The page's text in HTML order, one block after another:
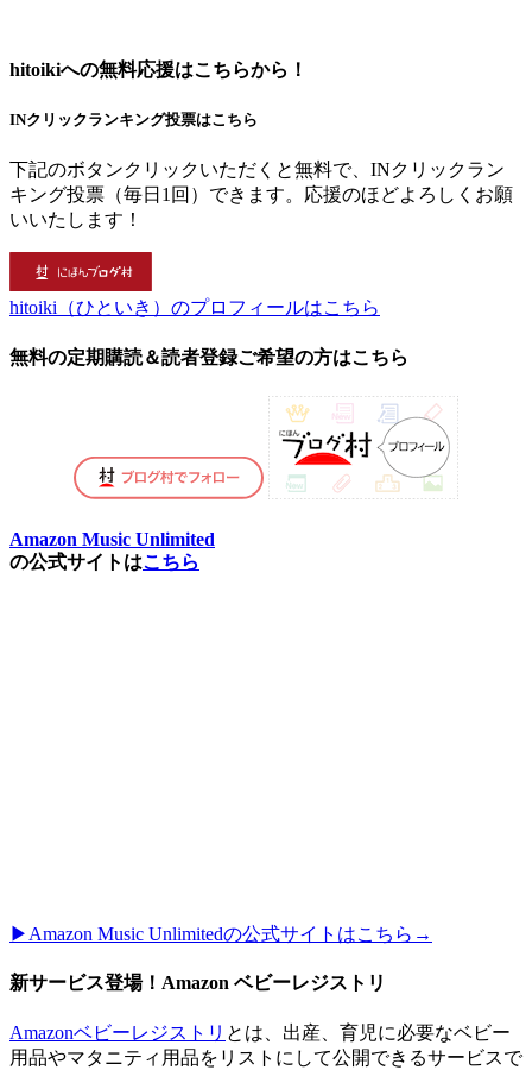
hitoikiへの無料応援はこちらから！
INクリックランキング投票はこちら
下記のボタンクリックいただくと無料で、INクリックラン
キング投票（毎日1回）できます。応援のほどよろしくお願
いいたします！
hitoiki（ひといき）のプロフィールはこちら
無料の定期購読＆読者登録ご希望の方はこちら
Amazon Music Unlimited
の公式サイトはこちら
▶︎Amazon Music Unlimitedの公式サイトはこちら→
新サービス登場！Amazon ベビーレジストリ
Amazonベビーレジストリ とは、出産、育児に必要なベビー
用品やマタニティ用品をリストにして公開できるサービスで